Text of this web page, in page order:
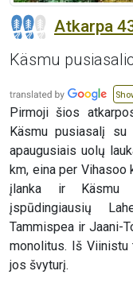
Atkarpa
Käsmu
Pirmoji šios
Käsmu pusiasalį
apaugusiais uolų
km, eina per Vihasoo
įlanka ir Käsmu
įspūdingiausių
Tammispea ir Jaani-
monolitus. Iš
jos švyturį.